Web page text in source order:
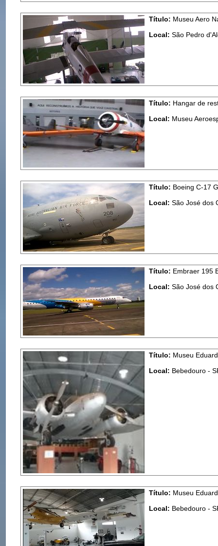
Título: Museu Aero
Local: São Pedro
Título: Hangar de
Local: Museu
Título: Boeing C-17
Local: São José dos
Título: Embraer 195
Local: São José dos
Título: Museu
Local: Bebedouro -
Título: Museu
Local: Bebedouro -